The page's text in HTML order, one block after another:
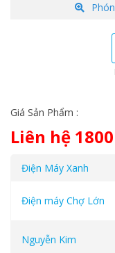
Giá Sản Phẩm :
Liên hệ
Điện Máy Xanh
Điện máy Chợ Lớn
Nguyễn Kim